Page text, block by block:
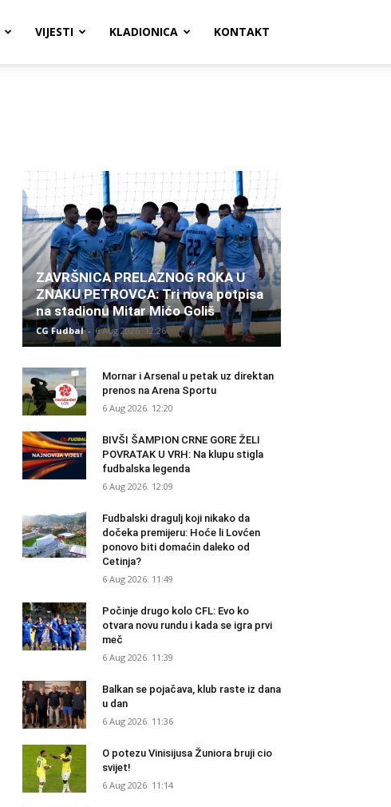
VIJESTI KLADIONICA KONTAKT
ZAVRŠNICA PRELAZNOG ROKA U
ZNAKU PETROVCA: Tri nova potpisa
na stadionu Mitar Mićo Goliš
CG Fudbal - 6 Aug 2026. 12:26
Mornar i Arsenal u petak uz direktan
prenos na Arena Sportu
6 Aug 2026. 12:20
BIVŠI ŠAMPION CRNE GORE ŽELI
POVRATAK U VRH: Na klupu stigla
fudbalska legenda
6 Aug 2026. 12:09
Fudbalski dragulj koji nikako da
dočeka premijeru: Hoće li Lovćen
ponovo biti domaćin daleko od
Cetinja?
6 Aug 2026. 11:49
Počinje drugo kolo CFL: Evo ko
otvara novu rundu i kada se igra prvi
meč
6 Aug 2026. 11:39
Balkan se pojačava, klub raste iz dana
u dan
6 Aug 2026. 11:36
O potezu Vinisijusa Žuniora bruji cio
svijet!
6 Aug 2026. 11:14